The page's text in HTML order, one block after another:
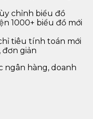
chỉnh biểu đồ
1000+ biểu đồ mới
tiêu tính toán mới
đơn giản
ngân hàng, doanh